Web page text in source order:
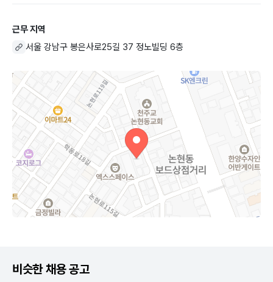
근무 지역
서울 강남구 봉은사로25길 37 정노빌딩 6층
비슷한 채용 공고